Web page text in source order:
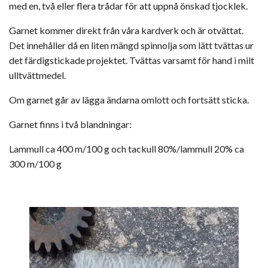
med en, två eller flera trådar för att uppnå önskad tjocklek.
Garnet kommer direkt från våra kardverk och är otvättat.
Det innehåller då en liten mängd spinnolja som lätt tvättas ur
det färdigstickade projektet. Tvättas varsamt för hand i milt
ulltvättmedel.
Om garnet går av lägga ändarna omlott och fortsätt sticka.
Garnet finns i två blandningar:
Lammull ca 400 m/100 g och tackull 80%/lammull 20% ca
300 m/100 g